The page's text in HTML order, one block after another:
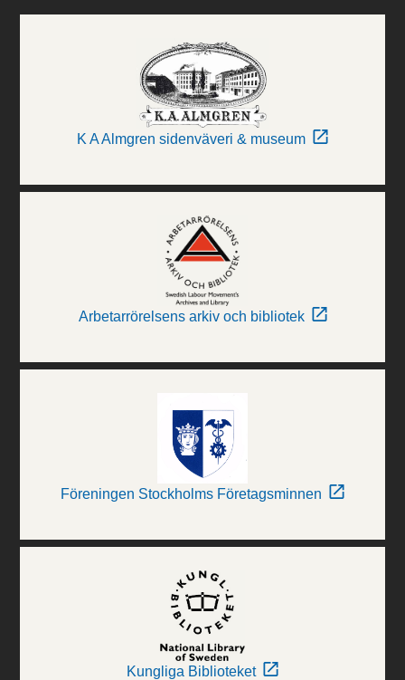
K A Almgren sidenväveri & museum
Arbetarrörelsens arkiv och bibliotek
Föreningen Stockholms Företagsminnen
Kungliga Biblioteket